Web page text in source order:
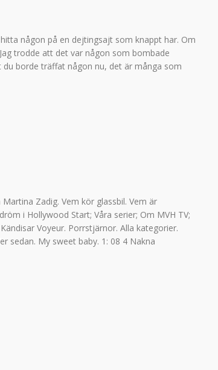
någon på en dejtingsajt som knappt har. Om
trodde att det var någon som bombade
du borde träffat någon nu, det är många som
Zadig. Vem kör glassbil. Vem är
i Hollywood Start; Våra serier; Om MVH TV;
Voyeur. Porrstjärnor. Alla kategorier.
sedan. My sweet baby. 1: 08 4 Nakna